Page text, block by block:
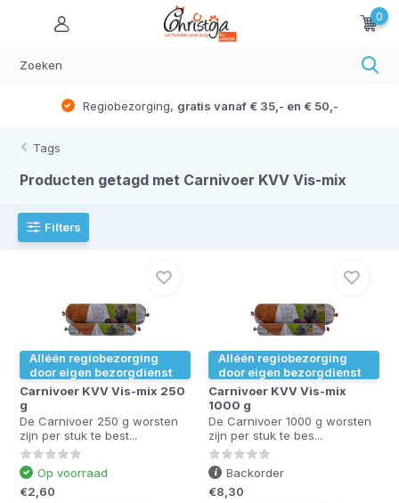
0
Regiobezorging, gratis vanaf € 35,- en € 50,-
Tags
Producten getagd met Carnivoer KVV Vis-mix
Filters
Alléén regiobezorging
door eigen bezorgdienst
Carnivoer KVV Vis-mix 250
g
De Carnivoer 250 g worsten
zijn per stuk te best...
Op voorraad
€2,60
Alléén regiobezorging
door eigen bezorgdienst
Carnivoer KVV Vis-mix
1000 g
De Carnivoer 1000 g worsten
zijn per stuk te bes...
Backorder
€8,30